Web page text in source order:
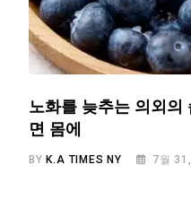
노화를 늦추는 의외
면 몸에
BYK.A TIMES NY 7월